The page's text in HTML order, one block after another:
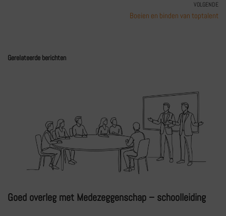
VOLGENDE
Boeien en binden van toptalent
Gerelateerde berichten
Goed overleg met Medezeggenschap – schoolleiding